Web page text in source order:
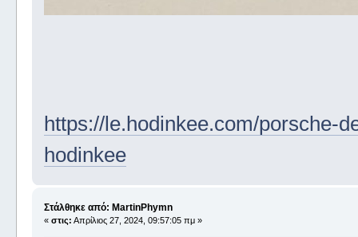
https://le.hodinkee.com/porsche-
hodinkee
Στάλθηκε από: MartinPhymn
« στις: Απρίλιος 27, 2024, 09:57:05 πμ »